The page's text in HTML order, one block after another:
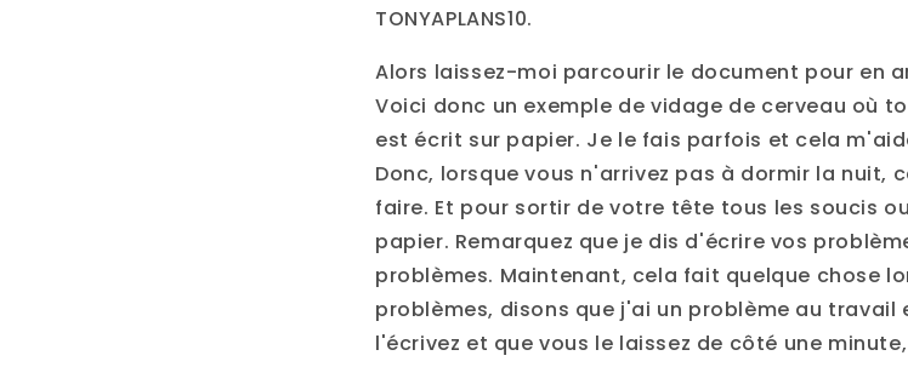
TONYAPLANS10.
Alors laissez-moi parcourir le document pour en
Voici donc un exemple de vidage de cerveau où
est écrit sur papier. Je le fais parfois et cela
Donc, lorsque vous n'arrivez pas à dormir la nuit,
faire. Et pour sortir de votre tête tous les soucis
papier. Remarquez que je dis d'écrire vos
problèmes. Maintenant, cela fait quelque chose
problèmes, disons que j'ai un problème au travail
l'écrivez et que vous le laissez de côté une